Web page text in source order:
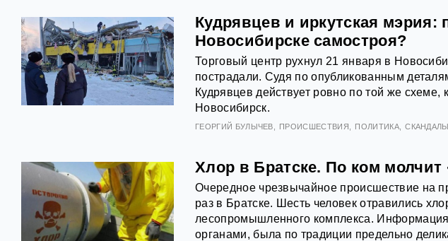
Кудрявцев и иркутская мэрия:
Новосибирске самостроя?
Торговый центр рухнул 21 января в
пострадали. Судя по опубликованным
Кудрявцев действует ровно по той же схеме,
Новосибирск.
ГЕОРГИЙ БУЛЫЧЕВ ПРОИСШЕСТВИЯ ПОЛИТИКА СКАНДАЛЫ
Хлор в Братске. По ком
Очередное чрезвычайное происшествие на
раз в Братске. Шесть человек отравились
лесопромышленного комплекса.
органами, была по традиции предельно